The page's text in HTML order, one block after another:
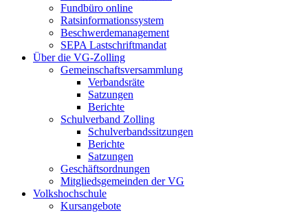
Fundbüro online
Ratsinformationssystem
Beschwerdemanagement
SEPA Lastschriftmandat
Über die VG-Zolling
Gemeinschaftsversammlung
Verbandsräte
Satzungen
Berichte
Schulverband Zolling
Schulverbandssitzungen
Berichte
Satzungen
Geschäftsordnungen
Mitgliedsgemeinden der VG
Volkshochschule
Kursangebote